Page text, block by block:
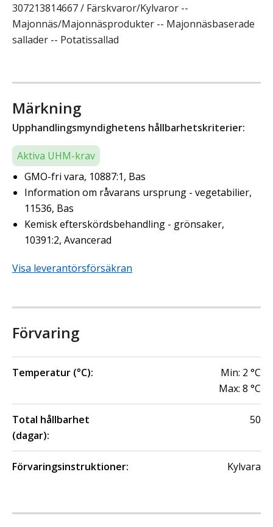
307213814667 / Färskvaror/Kylvaror --
Majonnäs/Majonnäsprodukter -- Majonnäsbaserade
sallader -- Potatissallad
Märkning
Upphandlingsmyndighetens hållbarhetskriterier:
Aktiva UHM-krav
GMO-fri vara, 10887:1, Bas
Information om råvarans ursprung - vegetabilier,
11536, Bas
Kemisk efterskördsbehandling - grönsaker,
10391:2, Avancerad
Visa leverantörsförsäkran
Förvaring
Temperatur (°C): Min: 2 °C
Max: 8 °C
Total hållbarhet
(dagar):
50
Förvaringsinstruktioner: Kylvara